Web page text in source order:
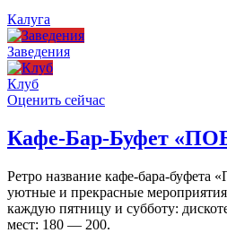
Калуга
Заведения
Клуб
Оценить сейчас
Кафе-Бар-Буфет
Ретро название кафе-бара-буфета
уютные и прекрасные
каждую пятницу и субботу:
мест: 180 — 200.